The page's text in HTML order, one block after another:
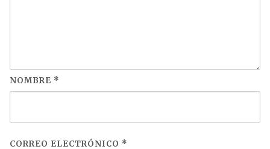
NOMBRE *
CORREO ELECTRÓNICO *